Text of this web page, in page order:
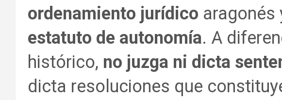
ordenamiento jurídico aragonés
estatuto de autonomía. A
histórico, no juzga ni dicta
dicta resoluciones que